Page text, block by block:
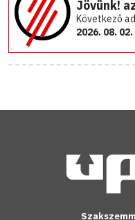
Jövünk!
Következő
2026. 08.